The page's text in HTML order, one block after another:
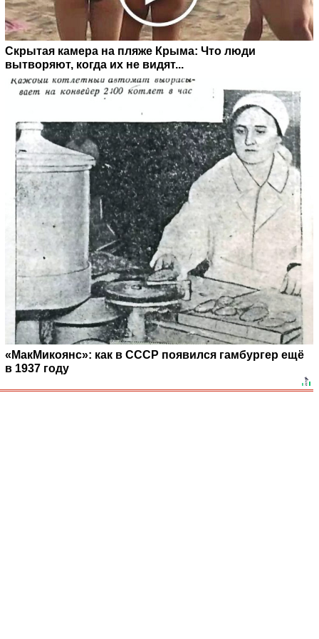
Скрытая камера на пляже Крыма: Что люди
вытворяют, когда их не видят...
«МакМикоянс»: как в СССР появился гамбургер ещё
в 1937 году